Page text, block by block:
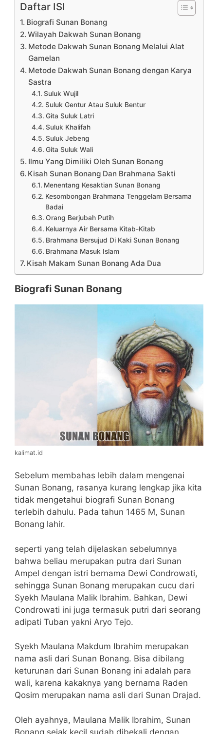
Daftar ISI
Biografi Sunan Bonang
Wilayah Dakwah Sunan Bonang
Metode Dakwah Sunan Bonang Melalui Alat
Gamelan
Metode Dakwah Sunan Bonang dengan Karya
Sastra
Suluk Wujil
Suluk Gentur Atau Suluk Bentur
Gita Suluk Latri
Suluk Khalifah
Suluk Jebeng
Gita Suluk Wali
Ilmu Yang Dimiliki Oleh Sunan Bonang
Kisah Sunan Bonang Dan Brahmana Sakti
Menentang Kesaktian Sunan Bonang
Kesombongan Brahmana Tenggelam Bersama
Badai
Orang Berjubah Putih
Keluarnya Air Bersama Kitab-Kitab
Brahmana Bersujud Di Kaki Sunan Bonang
Brahmana Masuk Islam
Kisah Makam Sunan Bonang Ada Dua
Biografi Sunan Bonang
kalimat.id
Sebelum membahas lebih dalam mengenai
Sunan Bonang, rasanya kurang lengkap jika kita
tidak mengetahui biografi Sunan Bonang
terlebih dahulu. Pada tahun 1465 M, Sunan
Bonang lahir.
seperti yang telah dijelaskan sebelumnya
bahwa beliau merupakan putra dari Sunan
Ampel dengan istri bernama Dewi Condrowati,
sehingga Sunan Bonang merupakan cucu dari
Syekh Maulana Malik Ibrahim. Bahkan, Dewi
Condrowati ini juga termasuk putri dari seorang
adipati Tuban yakni Aryo Tejo.
Syekh Maulana Makdum Ibrahim merupakan
nama asli dari Sunan Bonang. Bisa dibilang
keturunan dari Sunan Bonang ini adalah para
wali, karena kakaknya yang bernama Raden
Qosim merupakan nama asli dari Sunan Drajad.
Oleh ayahnya, Maulana Malik Ibrahim, Sunan
Bonang sejak kecil sudah dibekali dengan